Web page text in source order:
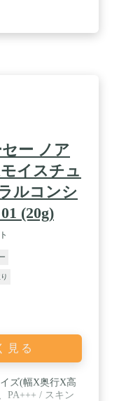
ー ノア
イスチュ
ルコンシ
(20g)
見る
ズ(幅X奥行X高
PA+++ / スキン